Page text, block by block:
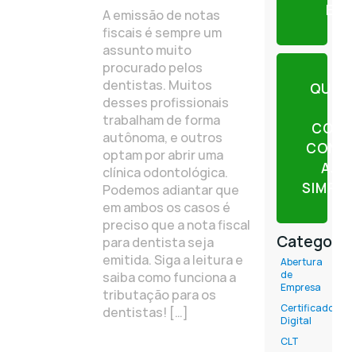
A emissão de notas
fiscais é sempre um
assunto muito
procurado pelos
dentistas. Muitos
desses profissionais
trabalham de forma
autônoma, e outros
optam por abrir uma
clínica odontológica.
Podemos adiantar que
em ambos os casos é
preciso que a nota fiscal
para dentista seja
emitida. Siga a leitura e
saiba como funciona a
tributação para os
dentistas! […]
QUER
Abertura
de
Empresa
Certificado
Digital
CLT